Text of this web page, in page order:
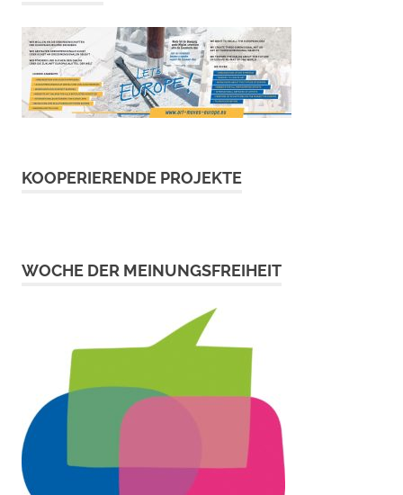
KOOPERIERENDE PROJEKTE
WOCHE DER MEINUNGSFREIHEIT